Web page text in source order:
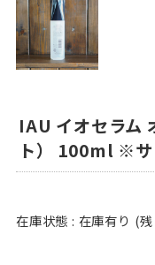
IAU イオセラム
ト） 100ml ※サ
在庫状態 : 在庫有り (